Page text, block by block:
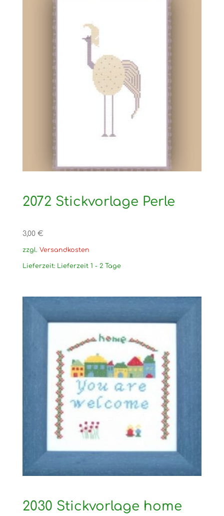
2072 Stickvorlage Perle
3,00 €
zzgl. Versandkosten
Lieferzeit: Lieferzeit 1 - 2 Tage
2030 Stickvorlage home